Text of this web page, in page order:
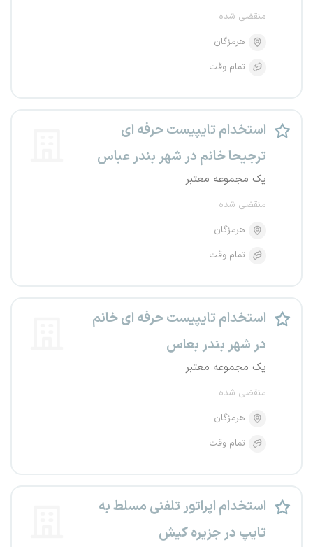
منقضی شده
هرمزگان
تمام وقت
استخدام تایپیست حرفه ای
ترجیحا خانم در شهر بندر عباس
یک مجموعه معتبر
منقضی شده
هرمزگان
تمام وقت
استخدام تایپیست حرفه ای خانم
در شهر بندر بعاس
یک مجموعه معتبر
منقضی شده
هرمزگان
تمام وقت
استخدام اپراتور تلفنی مسلط به
تایپ در جزیره کیش